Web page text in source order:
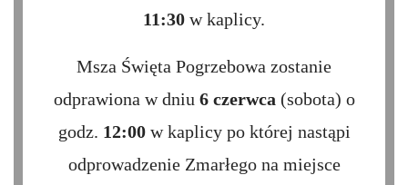
11:30 w kaplicy.
Msza Święta Pogrzebowa zostanie
odprawiona w dniu 6 czerwca (sobota) o
godz. 12:00w kaplicy po której nastąpi
odprowadzenie Zmarłego na miejsce